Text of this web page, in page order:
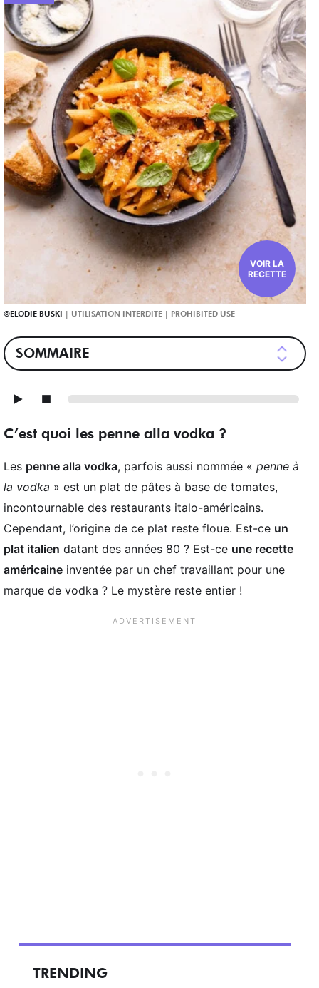
VOIR LA
RECETTE
ELODIE BUSKI
SOMMAIRE
C’est quoi les penne alla vodka ?
Les penne alla vodka, parfois aussi nommée « penne à
la vodka » est un plat de pâtes à base de tomates,
incontournable des restaurants italo-américains.
Cependant, l’origine de ce plat reste floue. Est-ce un
plat italien datant des années 80 ? Est-ce une recette
américaine inventée par un chef travaillant pour une
marque de vodka ? Le mystère reste entier !
TRENDING